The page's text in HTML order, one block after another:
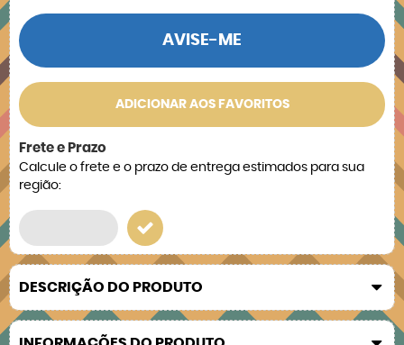
AVISE-ME
ADICIONAR AOS FAVORITOS
Frete e Prazo
Calcule o frete e o prazo de entrega estimados para sua
região:
DESCRIÇÃO DO PRODUTO